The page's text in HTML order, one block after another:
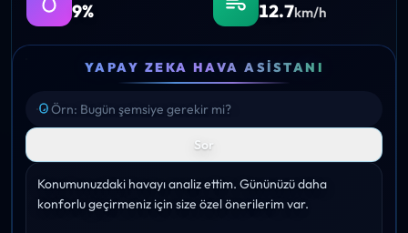
9% 12.7km/h
YAPAY ZEKA HAVA ASISTANI
Sor
Konumunuzdaki havayı analiz ettim. Gününüzü daha
konforlu geçirmeniz için size özel önerilerim var.